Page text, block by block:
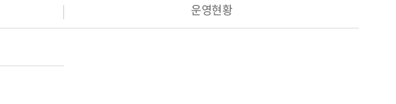
운영현황